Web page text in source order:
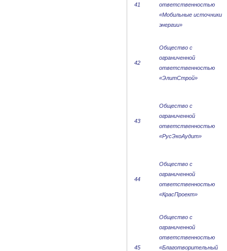
41
ответственностью
«Мобильные источники
энергии»
42
Общество с
ограниченной
ответственностью
«ЭлитСтрой»
43
Общество с
ограниченной
ответственностью
«РусЭкоАудит»
44
Общество с
ограниченной
ответственностью
«КрасПроект»
45
Общество с
ограниченной
ответственностью
«Благотворительный